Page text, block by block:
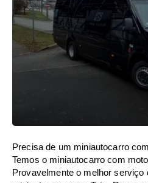
Precisa de um miniautocarro
Temos o miniautocarro com
Provavelmente o melhor serviço